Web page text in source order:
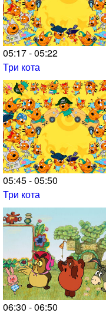
05:17 - 05:22
Три кота
05:45 - 05:50
Три кота
06:30 - 06:50